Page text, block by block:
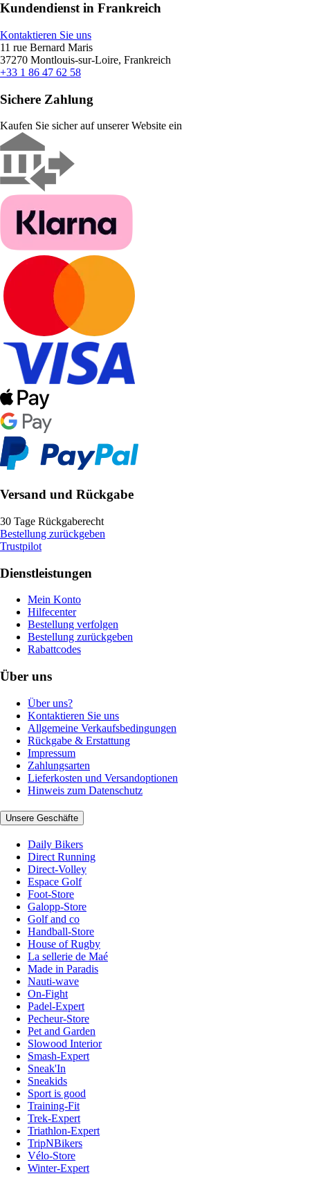
Kundendienst in Frankreich
Kontaktieren Sie uns
11 rue Bernard Maris
37270 Montlouis-sur-Loire, Frankreich
+33 1 86 47 62 58
Sichere Zahlung
Kaufen Sie sicher auf unserer Website ein
Versand und Rückgabe
30 Tage Rückgaberecht
Bestellung zurückgeben
Trustpilot
Dienstleistungen
Mein Konto
Hilfecenter
Bestellung verfolgen
Bestellung zurückgeben
Rabattcodes
Über uns
Über uns?
Kontaktieren Sie uns
Allgemeine Verkaufsbedingungen
Rückgabe & Erstattung
Impressum
Zahlungsarten
Lieferkosten und Versandoptionen
Hinweis zum Datenschutz
Unsere Geschäfte
Daily Bikers
Direct Running
Direct-Volley
Espace Golf
Foot-Store
Galopp-Store
Golf and co
Handball-Store
House of Rugby
La sellerie de Maé
Made in Paradis
Nauti-wave
On-Fight
Padel-Expert
Pecheur-Store
Pet and Garden
Slowood Interior
Smash-Expert
Sneak'In
Sneakids
Sport is good
Training-Fit
Trek-Expert
Triathlon-Expert
TripNBikers
Vélo-Store
Winter-Expert